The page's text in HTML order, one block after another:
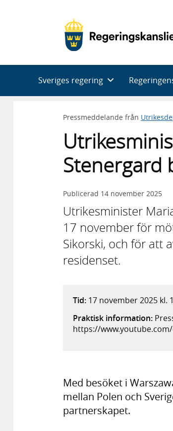
Sveriges regering
Pressmeddelande från
Stenergard
Publicerad 14 november 2025
Utrikesminister
17 november för
Sikorski, och för att
residenset.
Tid: 17 november 2025 kl.
Praktisk information:
https://www.youtube.com/
Med besöket i
mellan Polen och
partnerskapet.